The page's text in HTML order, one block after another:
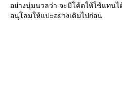
อย่างนุ่มนวลว่า จะมีโค้ดให้ใช้แทน
อนุโลมให้แปะอย่างเดิมไปก่อน